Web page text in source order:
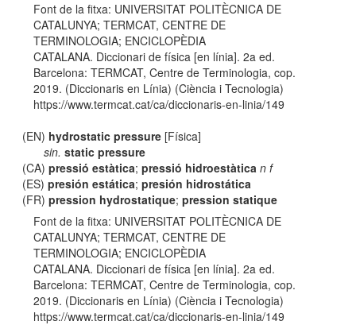
Font de la fitxa: UNIVERSITAT POLITÈCNICA DE
CATALUNYA; TERMCAT, CENTRE DE
TERMINOLOGIA; ENCICLOPÈDIA
CATALANA. Diccionari de física [en línia]. 2a ed.
Barcelona: TERMCAT, Centre de Terminologia, cop.
2019. (Diccionaris en Línia) (Ciència i Tecnologia)
https://www.termcat.cat/ca/diccionaris-en-linia/149
(EN) hydrostatic pressure [Física]
sin. static pressure
(CA)pressió estàtica;pressió hidroestàtica n f
(ES)presión estática;presión hidrostática
(FR)pression hydrostatique;pression statique
Font de la fitxa: UNIVERSITAT POLITÈCNICA DE
CATALUNYA; TERMCAT, CENTRE DE
TERMINOLOGIA; ENCICLOPÈDIA
CATALANA. Diccionari de física [en línia]. 2a ed.
Barcelona: TERMCAT, Centre de Terminologia, cop.
2019. (Diccionaris en Línia) (Ciència i Tecnologia)
https://www.termcat.cat/ca/diccionaris-en-linia/149